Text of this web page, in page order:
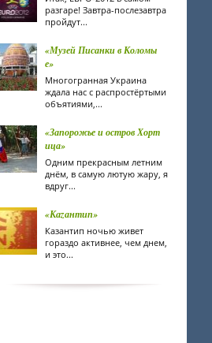
разгаре! Завтра-послезавтра
пройдут...
«Музей Писанки в Коломы
е»
Многогранная Украина
ждала нас с распростёртыми
объятиями,...
«Запорожье и остров Хорт
ица»
Одним прекрасным летним
днём, в самую лютую жару, я
вдруг...
«Каzантип»
Казантип ночью живет
гораздо активнее, чем днем,
и это...